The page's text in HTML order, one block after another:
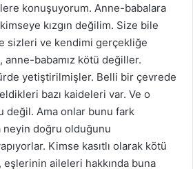
konuşuyorum. Anne-babalara
kızgın değilim. Size bile
sizleri ve kendimi gerçekliğe
anne-babamız kötü değiller.
yetiştirilmişler. Belli bir çevrede
bazı kaideleri var. Ve o
değil. Ama onlar bunu fark
neyin doğru olduğunu
Kimse kasıtlı olarak kötü
eşlerinin aileleri hakkında buna